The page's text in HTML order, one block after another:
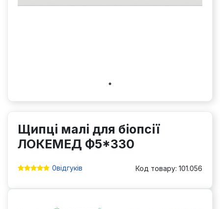
Щипці малі для біопсії
ЛОКЕМЕД Ф5*330
0відгуків Код товару: 101.056